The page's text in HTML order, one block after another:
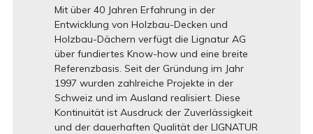
Mit über 40 Jahren Erfahrung in der
Entwicklung von Holzbau-Decken und
Holzbau-Dächern verfügt die Lignatur AG
über fundiertes Know-how und eine breite
Referenzbasis. Seit der Gründung im Jahr
1997 wurden zahlreiche Projekte in der
Schweiz und im Ausland realisiert. Diese
Kontinuität ist Ausdruck der Zuverlässigkeit
und der dauerhaften Qualität der LIGNATUR